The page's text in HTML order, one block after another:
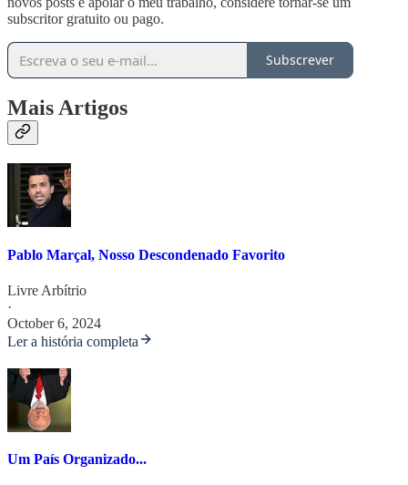
subscritor gratuito ou pago.
Subscrever
Mais Artigos
Pablo Marçal, Nosso Descondenado Favorito
Livre Arbítrio
·
October 6, 2024
Ler a história completa
Um País Organizado...